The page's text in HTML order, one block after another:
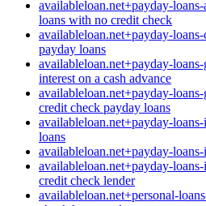
availableloan.net+payday-
loans with no credit check
availableloan.net+payday-
payday loans
availableloan.net+payday-
interest on a cash advance
availableloan.net+payday-
credit check payday loans
availableloan.net+payday-
loans
availableloan.net+payday-
availableloan.net+payday-
credit check lender
availableloan.net+personal-